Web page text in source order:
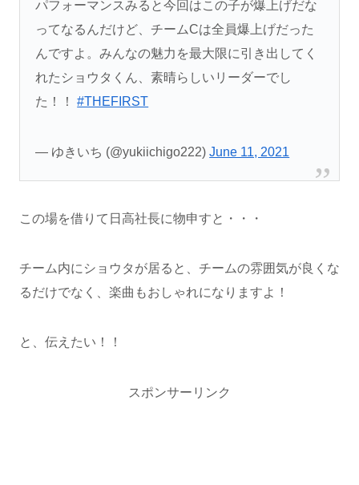
パフォーマンスみると今回はこの子が爆上げだな
ってなるんだけど、チームCは全員爆上げだった
んですよ。みんなの魅力を最大限に引き出してく
れたショウタくん、素晴らしいリーダーでし
た！！#THEFIRST
— ゆきいち (@yukiichigo222)June 11, 2021
この場を借りて日高社長に物申すと・・・
チーム内にショウタが居ると、チームの雰囲気が良くな
るだけでなく、楽曲もおしゃれになりますよ！
と、伝えたい！！
スポンサーリンク